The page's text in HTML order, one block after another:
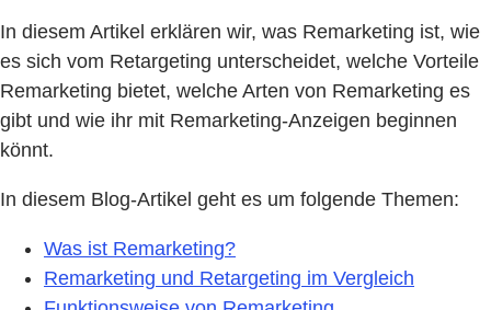
In diesem Artikel erklären wir, was Remarketing ist, wie
es sich vom Retargeting unterscheidet, welche Vorteile
Remarketing bietet, welche Arten von Remarketing es
gibt und wie ihr mit Remarketing-Anzeigen beginnen
könnt.
In diesem Blog-Artikel geht es um folgende Themen:
Was ist Remarketing?
Remarketing und Retargeting im Vergleich